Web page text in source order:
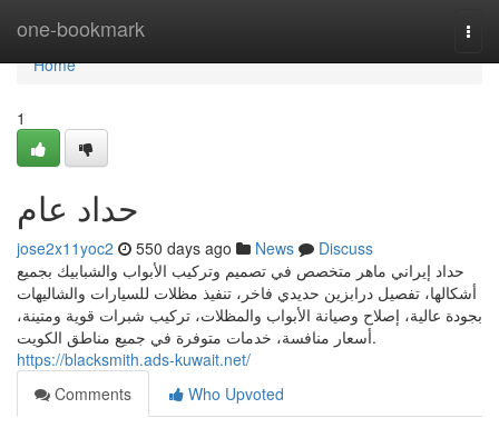
one-bookmark
Home
Home
1
حداد عام
jose2x11yoc2 550 days ago News
Discuss
حداد إيراني ماهر متخصص في تصميم وتركيب الأبواب والشبابيك بجميع
أشكالها، تفصيل درابزين حديدي فاخر، تنفيذ مظلات للسيارات والشاليهات
بجودة عالية، إصلاح وصيانة الأبواب والمظلات، تركيب شبرات قوية ومتينة،
أسعار منافسة، خدمات متوفرة في جميع مناطق الكويت.
https://blacksmith.ads-kuwait.net/
Comments
Who Upvoted